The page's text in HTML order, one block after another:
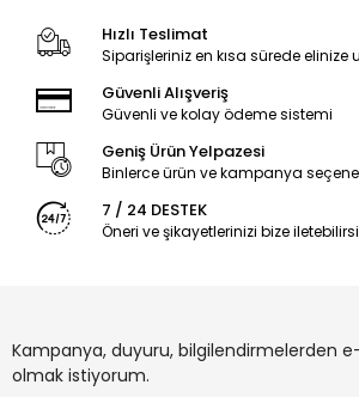
Hızlı Teslimat
Siparişleriniz en kısa sürede elinize
Güvenli Alışveriş
Güvenli ve kolay ödeme sistemi
Geniş Ürün Yelpazesi
Binlerce ürün ve kampanya
7 / 24 DESTEK
Öneri ve şikayetlerinizi bize
Kampanya, duyuru, bilgilendirmelerden
olmak istiyorum.